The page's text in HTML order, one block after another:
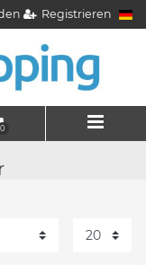
Registrieren
0